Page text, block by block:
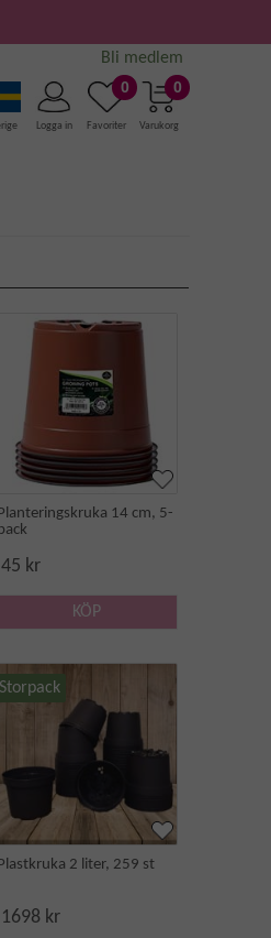
0
Varukorg
0
Favoriter
Logga in
Bli medlem
14 cm, 5-
45 kr
KÖP
Storpack
2 liter, 259 st
1698 kr